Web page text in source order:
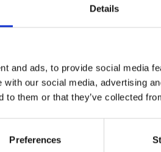
Details
and ads, to provide social media
with our social media, advertising
to them or that they’ve collected
Preferences
10,00